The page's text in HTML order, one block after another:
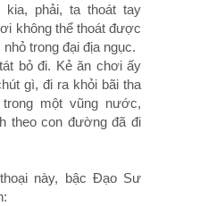
phải, ta thoát tay
không thể thoát được
trong đại địa ngục.
bỏ đi. Kẻ ăn chơi ấy
gì, đi ra khỏi bãi tha
một vũng nước,
theo con đường đã đi
này, bậc Ðạo Sư